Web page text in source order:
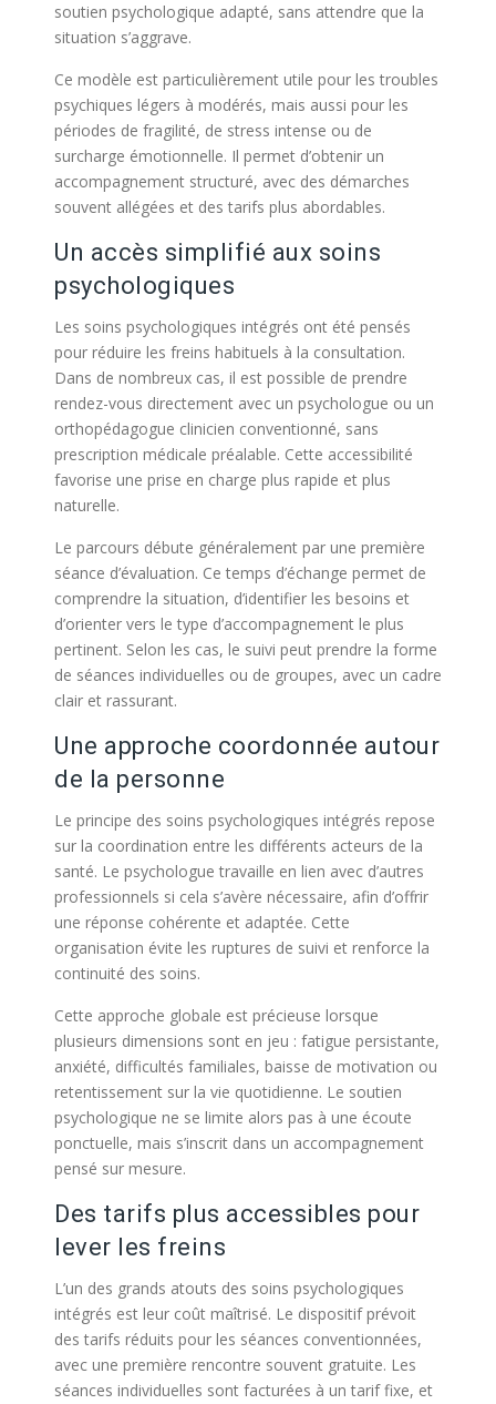
soutien psychologique adapté, sans attendre que la
situation s’aggrave.
Ce modèle est particulièrement utile pour les troubles
psychiques légers à modérés, mais aussi pour les
périodes de fragilité, de stress intense ou de
surcharge émotionnelle. Il permet d’obtenir un
accompagnement structuré, avec des démarches
souvent allégées et des tarifs plus abordables.
Un accès simplifié aux soins
psychologiques
Les soins psychologiques intégrés ont été pensés
pour réduire les freins habituels à la consultation.
Dans de nombreux cas, il est possible de prendre
rendez-vous directement avec un psychologue ou un
orthopédagogue clinicien conventionné, sans
prescription médicale préalable. Cette accessibilité
favorise une prise en charge plus rapide et plus
naturelle.
Le parcours débute généralement par une première
séance d’évaluation. Ce temps d’échange permet de
comprendre la situation, d’identifier les besoins et
d’orienter vers le type d’accompagnement le plus
pertinent. Selon les cas, le suivi peut prendre la forme
de séances individuelles ou de groupes, avec un cadre
clair et rassurant.
Une approche coordonnée autour
de la personne
Le principe des soins psychologiques intégrés repose
sur la coordination entre les différents acteurs de la
santé. Le psychologue travaille en lien avec d’autres
professionnels si cela s’avère nécessaire, afin d’offrir
une réponse cohérente et adaptée. Cette
organisation évite les ruptures de suivi et renforce la
continuité des soins.
Cette approche globale est précieuse lorsque
plusieurs dimensions sont en jeu : fatigue persistante,
anxiété, difficultés familiales, baisse de motivation ou
retentissement sur la vie quotidienne. Le soutien
psychologique ne se limite alors pas à une écoute
ponctuelle, mais s’inscrit dans un accompagnement
pensé sur mesure.
Des tarifs plus accessibles pour
lever les freins
L’un des grands atouts des soins psychologiques
intégrés est leur coût maîtrisé. Le dispositif prévoit
des tarifs réduits pour les séances conventionnées,
avec une première rencontre souvent gratuite. Les
séances individuelles sont facturées à un tarif fixe, et